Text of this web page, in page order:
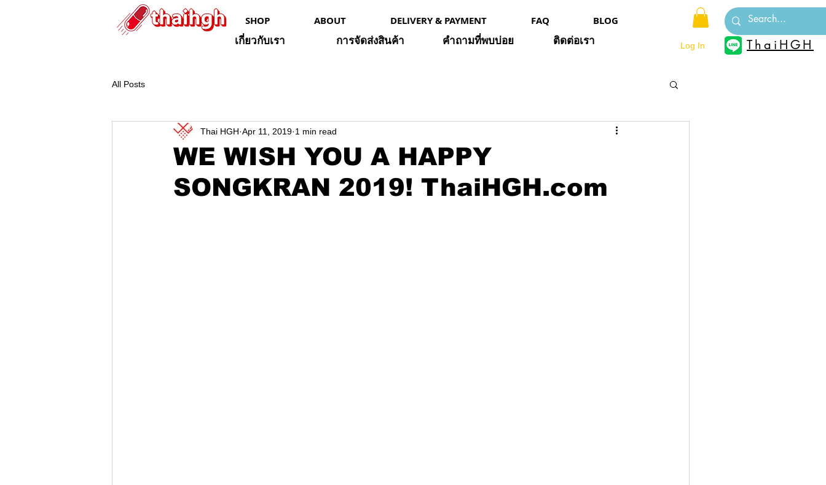
SHOP ABOUT DELIVERY & PAYMENT FAQ BLOG
เกี่ยวกับเรา การจัดส่งสินค้า Log In
ติดต่อเรา
คำถามที่พบบ่อย ThaiHGH
All Posts
WE WISH YOU A HAPPY
SONGKRAN 2019! ThaiHGH.com
Thai HGH Apr 11, 2019 1 min read